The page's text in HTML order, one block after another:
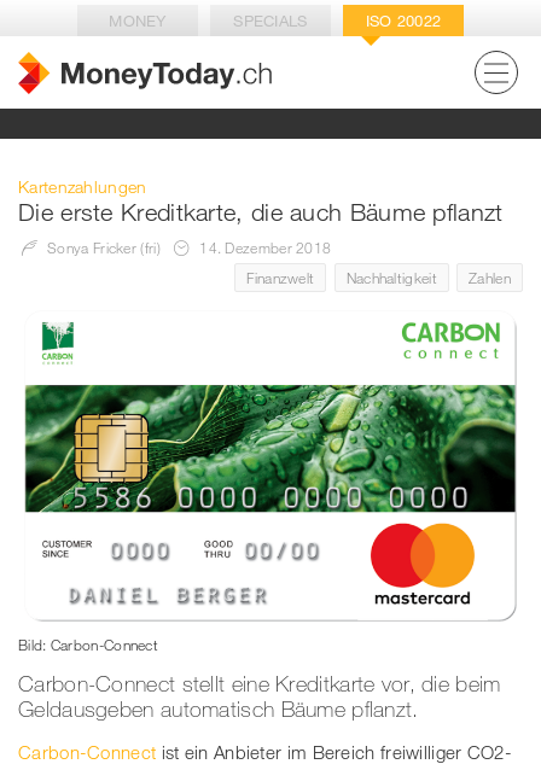
MONEY SPECIALS ISO 20022
Kartenzahlungen
Die erste Kreditkarte, die auch Bäume pflanzt
Sonya Fricker (fri)
14. Dezember 2018
Finanzwelt
Nachhaltigkeit Zahlen
Bild: Carbon-Connect
Carbon-Connect stellt eine Kreditkarte vor, die beim
Geldausgeben automatisch Bäume pflanzt.
Carbon-Connect ist ein Anbieter im Bereich freiwilliger CO2-